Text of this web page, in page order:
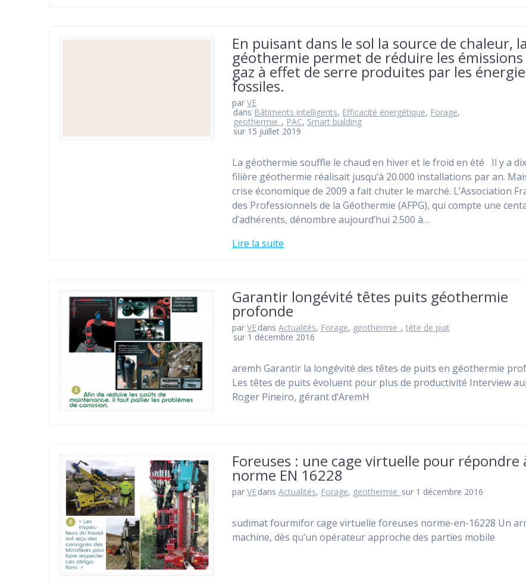
En puisant dans le sol la source de chaleur, la
géothermie permet de réduire les émissions
gaz à effet de serre produites par les
fossiles.
parVE
dans Bâtiments intelligents, Efficacité énergétique, Forage,
geothermie_ , PAC, Smart building
sur 15 juillet 2019
La géothermie souffle le chaud en hiver et le froid en été Il y a
filière géothermie réalisait jusqu’à 20.000 installations par an.
crise économique de 2009 a fait chuter le marché. L’Association
des Professionnels de la Géothermie (AFPG), qui compte une
d’adhérents, dénombre aujourd’hui 2.500 à…
Lire la suite
Garantir longévité têtes puits géothermie
profonde
parVEdans Actualités, Forage, geothermie_ , tête de puit
sur 1 décembre 2016
aremh Garantir la longévité des têtes de puits en géothermie
Les têtes de puits évoluent pour plus de productivité Interview
Roger Pineiro, gérant d’AremH
Foreuses : une cage virtuelle pour répondre
norme EN 16228
parVEdans Actualités, Forage, geothermie_ sur 1 décembre 2016
sudimat fourmifor cage virtuelle foreuses norme-en-16228 Un
machine, dès qu’un opérateur approche des parties mobile